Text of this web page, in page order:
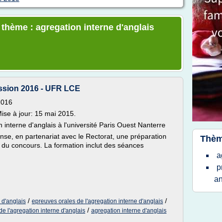
: agregation interne d'anglais
2016 - UFR LCE
à jour: 15 mai 2015.
interne d'anglais à l'université Paris Ouest Nanterre
en partenariat avec le Rectorat, une préparation
concours. La formation inclut des séances
d'anglais / epreuves orales de l'agregation interne d'anglais /
l'agregation interne d'anglais / agregation interne d'anglais